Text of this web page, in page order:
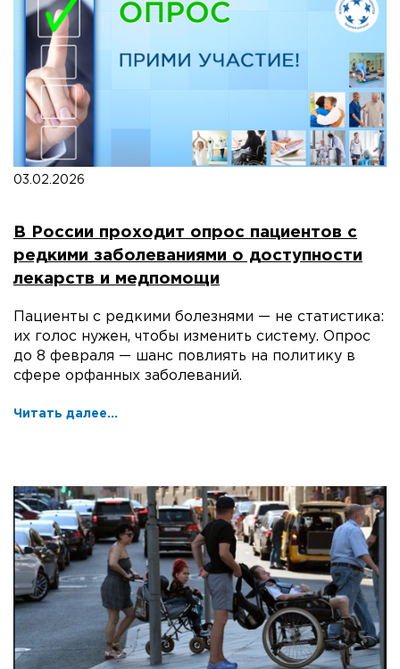
03.02.2026
В России проходит опрос пациентов с
редкими заболеваниями о доступности
лекарств и медпомощи
Пациенты с редкими болезнями — не статистика:
их голос нужен, чтобы изменить систему. Опрос
до 8 февраля — шанс повлиять на политику в
сфере орфанных заболеваний.
Читать далее...